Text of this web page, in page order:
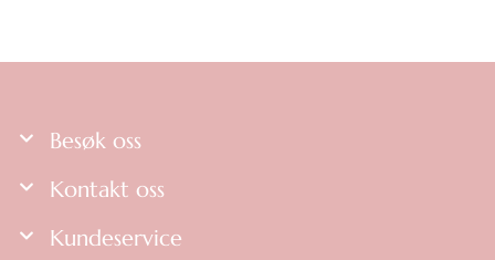
Besøk oss
Kontakt oss
Kundeservice